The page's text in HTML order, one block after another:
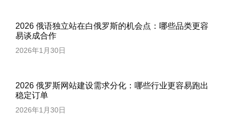
2026 俄语独立站在白俄罗斯的机会点：哪些品类更容
易谈成合作
2026年1月30日
2026 俄罗斯网站建设需求分化：哪些行业更容易跑出
稳定订单
2026年1月30日